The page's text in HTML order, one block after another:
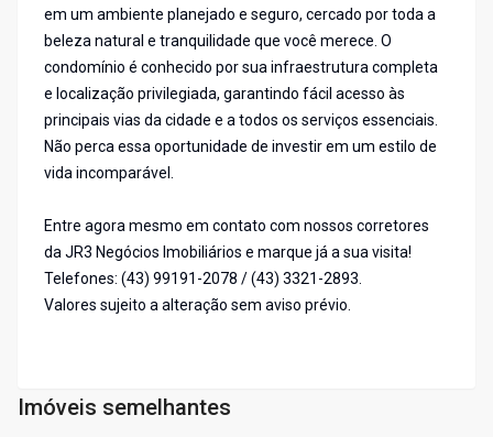
em um ambiente planejado e seguro, cercado por toda a
beleza natural e tranquilidade que você merece. O
condomínio é conhecido por sua infraestrutura completa
e localização privilegiada, garantindo fácil acesso às
principais vias da cidade e a todos os serviços essenciais.
Não perca essa oportunidade de investir em um estilo de
vida incomparável.
Entre agora mesmo em contato com nossos corretores
da JR3 Negócios Imobiliários e marque já a sua visita!
Telefones: (43) 99191-2078 / (43) 3321-2893.
Valores sujeito a alteração sem aviso prévio.
Imóveis semelhantes